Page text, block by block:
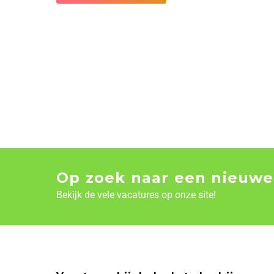
Op zoek naar een
Bekijk de vele vacatures op onze site!